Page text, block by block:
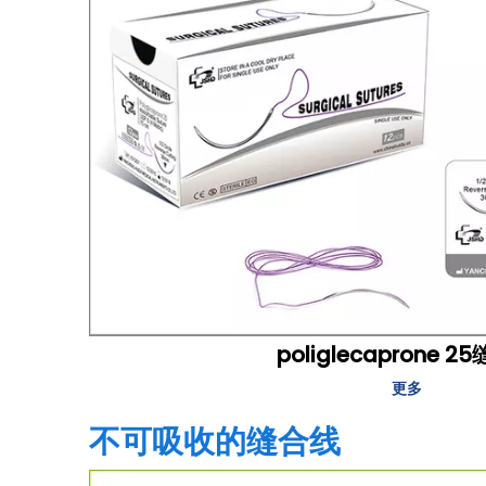
poliglecaprone 25
更多
不可吸收的缝合线